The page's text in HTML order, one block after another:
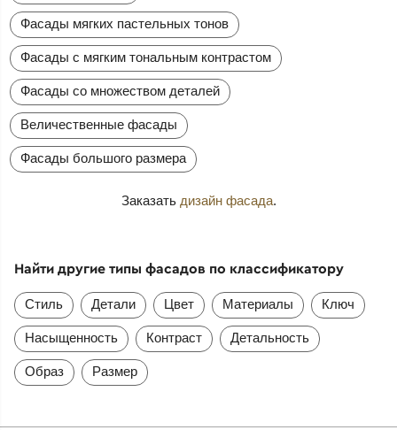
Фасады мягких пастельных тонов
Фасады с мягким тональным контрастом
Фасады со множеством деталей
Величественные фасады
Фасады большого размера
Заказать дизайн фасада.
Найти другие типы фасадов по классификатору
Стиль Детали Цвет Материалы Ключ
Насыщенность Контраст Детальность
Образ Размер